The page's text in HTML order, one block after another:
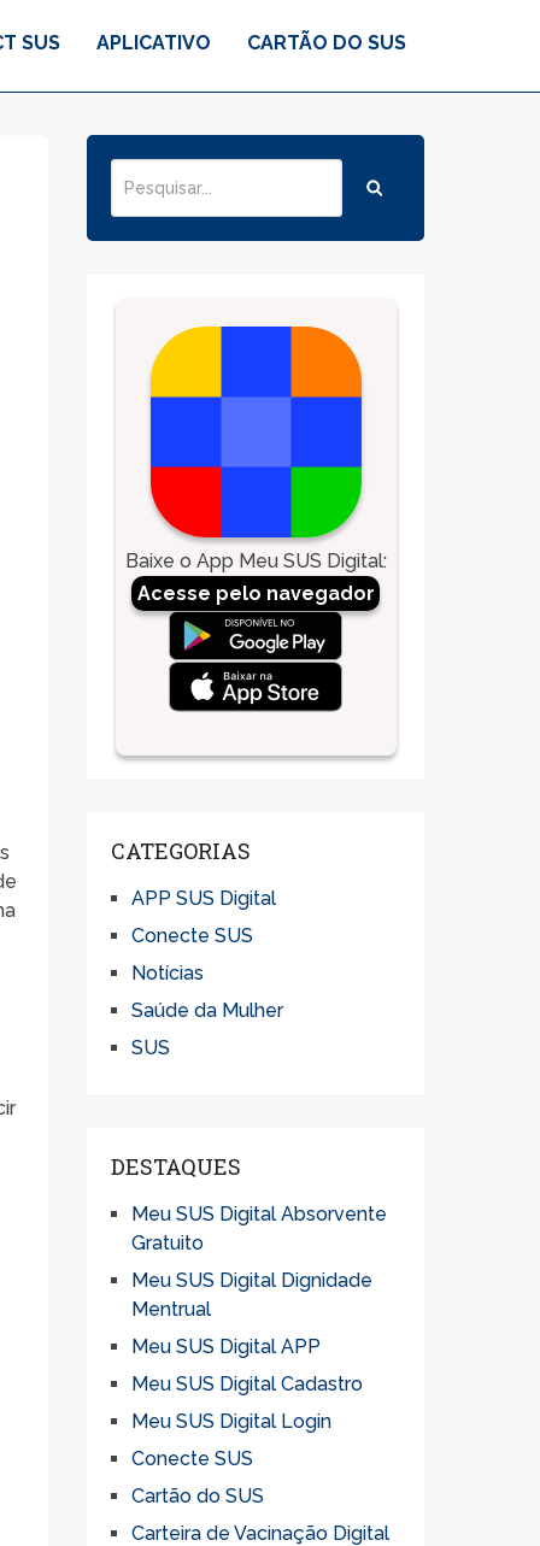
SUS APLICATIVO CARTÃO DO SUS
Baixe o App Meu SUS Digital:
Acesse pelo navegador
CATEGORIAS
APP SUS Digital
Conecte SUS
Notícias
Saúde da Mulher
SUS
DESTAQUES
Meu SUS Digital Absorvente
Gratuito
Meu SUS Digital Dignidade
Mentrual
Meu SUS Digital APP
Meu SUS Digital Cadastro
Meu SUS Digital Login
Conecte SUS
Cartão do SUS
Carteira de Vacinação Digital